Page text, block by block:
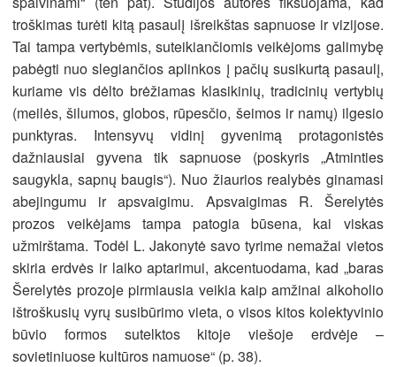
troškimas turėti kitą pasaulį išreikštas sapnuose ir vizijose.
Tai tampa vertybėmis, suteikiančiomis veikėjoms galimybę
pabėgti nuo slegiančios aplinkos į pačių susikurtą pasaulį,
kuriame vis dėlto brėžiamas klasikinių, tradicinių vertybių
(meilės, šilumos, globos, rūpesčio, šeimos ir namų) ilgesio
punktyras. Intensyvų vidinį gyvenimą protagonistės
dažniausiai gyvena tik sapnuose (poskyris „Atminties
saugykla, sapnų baugis“). Nuo žiaurios realybės ginamasi
abejingumu ir apsvaigimu. Apsvaigimas R. Šerelytės
prozos veikėjams tampa patogia būsena, kai viskas
užmirštama. Todėl L. Jakonytė savo tyrime nemažai vietos
skiria erdvės ir laiko aptarimui, akcentuodama, kad „baras
Šerelytės prozoje pirmiausia veikia kaip amžinai alkoholio
ištroškusių vyrų susibūrimo vieta, o visos kitos kolektyvinio
būvio formos sutelktos kitoje viešoje erdvėje –
sovietiniuose kultūros namuose“ (p. 38).